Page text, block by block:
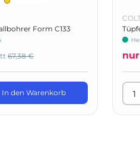
Form C133
67,38 €
In den Warenkorb
nur